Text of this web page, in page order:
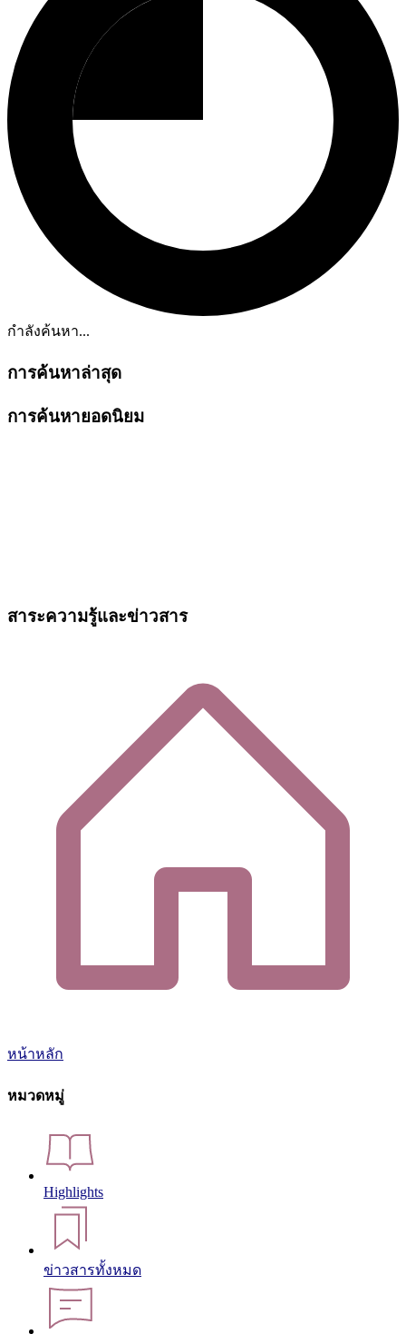
กำลังค้นหา...
การค้นหาล่าสุด
การค้นหายอดนิยม
สาระความรู้และข่าวสาร
หน้าหลัก
หมวดหมู่
Highlights
ข่าวสารทั้งหมด